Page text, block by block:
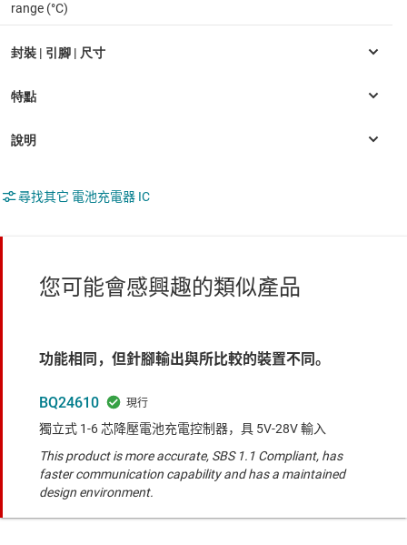
range (°C)
尋找其它 電池充電器 IC
您可能會感興趣的類似產品
功能相同，但針腳輸出與所比較的裝置不同。
BQ24610
獨立式 1-6 芯降壓電池充電控制器，具 5V-28V 輸入
This product is more accurate, SBS 1.1 Compliant, has
faster communication capability and has a maintained
design environment.